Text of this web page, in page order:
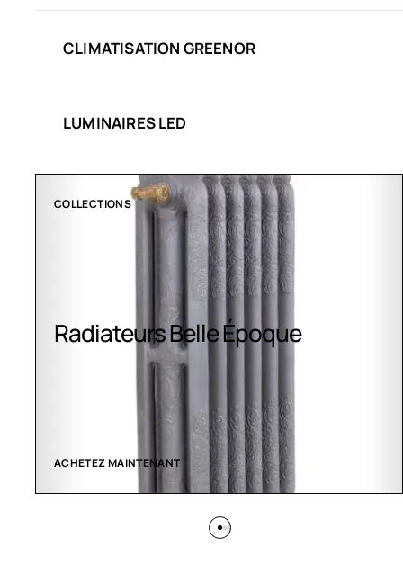
CLIMATISATION GREENOR
LUMINAIRES LED
COLLECTIONS
Radiateurs Belle Époque
ACHETEZ MAINTENANT